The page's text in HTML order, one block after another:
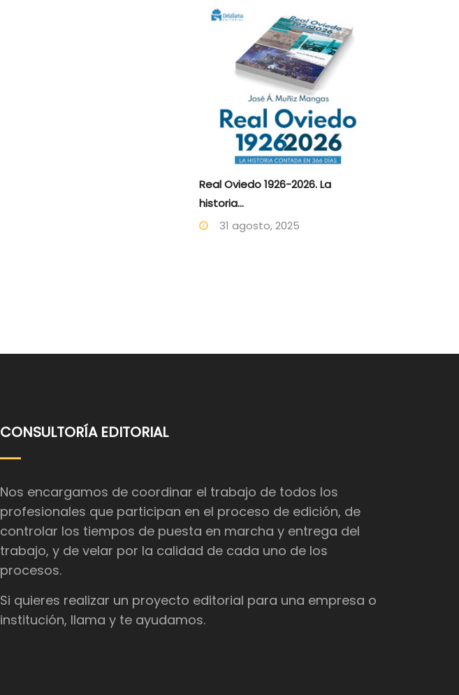
Real Oviedo 1926-2026. La
historia...
31 agosto, 2025
CONSULTORÍA EDITORIAL
Nos encargamos de coordinar el trabajo de todos los
profesionales que participan en el proceso de edición, de
controlar los tiempos de puesta en marcha y entrega del
trabajo, y de velar por la calidad de cada uno de los
procesos.
Si quieres realizar un proyecto editorial para una empresa o
institución, llama y te ayudamos.